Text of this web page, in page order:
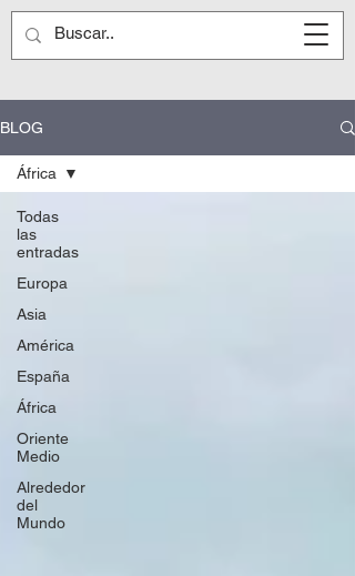
BLOG
Todas
las
entradas
Europa
Asia
América
España
África
Oriente
Medio
Alrededor
del
Mundo
África